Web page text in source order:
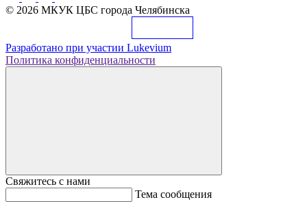
© 2026 МКУК ЦБС города Челябинска
Разработано при участии Lukevium
Политика конфиденциальности
Свяжитесь с нами
Тема сообщения